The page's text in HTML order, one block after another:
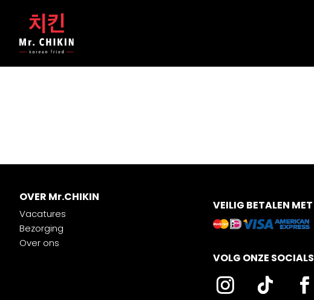
OVER Mr.CHIKIN
Vacatures
Bezorging
Over ons
VEILIG BETALEN MET
VOLG ONZE SOCIALS